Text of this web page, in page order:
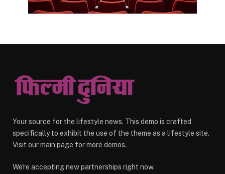
Your source for the lifestyle news. This demo is crafted
specifically to exhibit the use of the theme as a lifestyle site.
Visit our main page for more demos.
We're accepting new partnerships right now.